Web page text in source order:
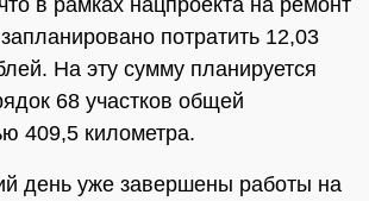
потратить 12,03
На эту сумму планируется
68 участков общей
409,5 километра.
день уже завершены работы на